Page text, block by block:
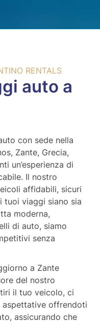
RENTALS
auto a
con sede nella
Zante, Grecia,
un’esperienza di
Il nostro
affidabili, sicuri
tuoi viaggi siano sia
moderna,
di auto, siamo
senza
a Zante
del nostro
il tuo veicolo, ci
aspettative offrendoti
assicurando che